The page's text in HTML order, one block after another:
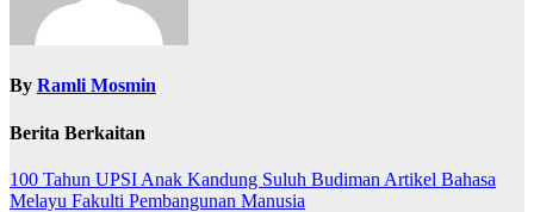
By Ramli Mosmin
Berita Berkaitan
100 Tahun UPSI Anak Kandung Suluh Budiman Artikel Bahasa
Melayu Fakulti Pembangunan Manusia